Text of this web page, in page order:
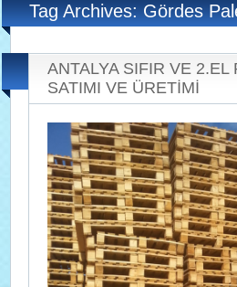
Tag Archives: Gördes
ANTALYA SIFIR VE 2.EL
SATIMI VE ÜRETİMİ